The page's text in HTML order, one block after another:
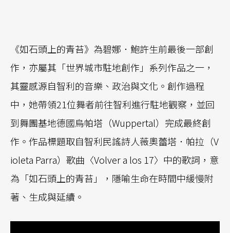
《如石頭上的青苔》為碧娜．鮑許生前最後一部創
作，亦屬其「世界城市駐地創作」系列作品之一，
其靈感源自智利的音樂、政治與文化。創作過程
中，她帶領21位舞者前往智利進行駐地觀察，並回
到舞團基地德國烏帕塔（Wuppertal）完成最終創
作。作品標題取自智利民謠詩人薇奧蕾塔．帕拉（V
ioleta Parra）歌曲〈Volver a los 17〉中的歌詞，意
為「如石頭上的青苔」，隱喻生命在時間中緩慢附
著、生成與延續。